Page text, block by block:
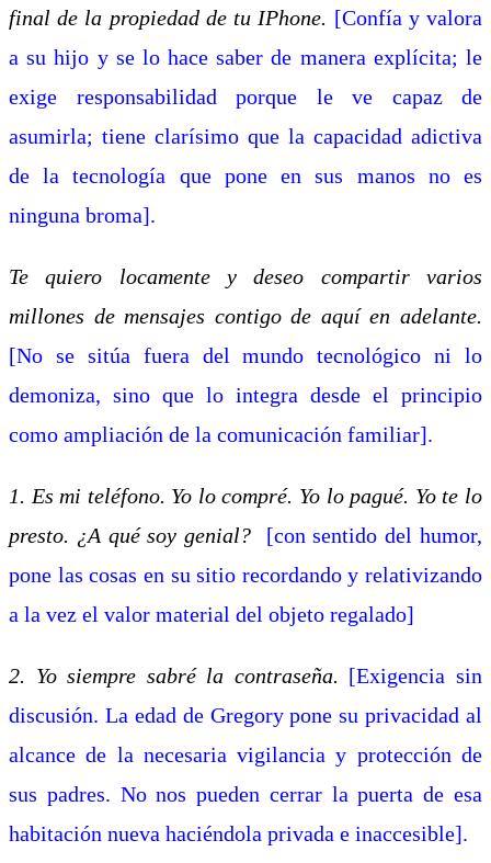
final de la propiedad de tu IPhone. [Confía y valora
a su hijo y se lo hace saber de manera explícita; le
exige responsabilidad porque le ve capaz de
asumirla; tiene clarísimo que la capacidad adictiva
de la tecnología que pone en sus manos no es
ninguna broma].
Te quiero locamente y deseo compartir varios
millones de mensajes contigo de aquí en adelante.
[No se sitúa fuera del mundo tecnológico ni lo
demoniza, sino que lo integra desde el principio
como ampliación de la comunicación familiar].
1. Es mi teléfono. Yo lo compré. Yo lo pagué. Yo te lo
presto. ¿A qué soy genial?
[con sentido del humor,
pone las cosas en su sitio recordando y relativizando
a la vez el valor material del objeto regalado]
2. Yo siempre sabré la contraseña. [Exigencia sin
discusión. La edad de Gregory pone su privacidad al
alcance de la necesaria vigilancia y protección de
sus padres. No nos pueden cerrar la puerta de esa
habitación nueva haciéndola privada e inaccesible].